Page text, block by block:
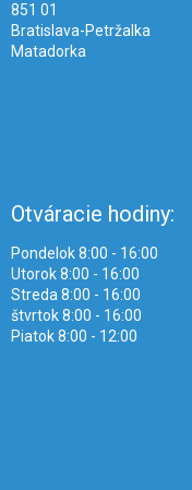
851 01
Bratislava-Petržalka
Matadorka
Otváracie hodiny:
Pondelok 8:00 - 16:00
Utorok 8:00 - 16:00
Streda 8:00 - 16:00
štvrtok 8:00 - 16:00
Piatok 8:00 - 12:00